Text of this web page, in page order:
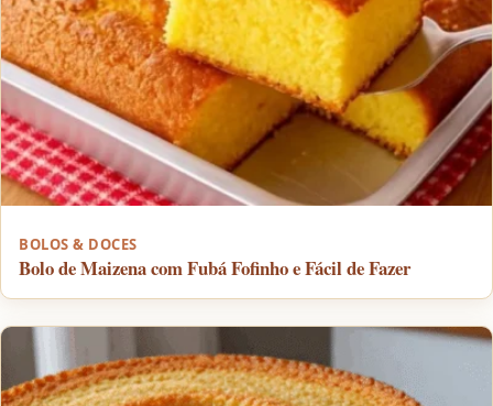
BOLOS & DOCES
Bolo de Maizena com Fubá Fofinho e Fácil de Fazer